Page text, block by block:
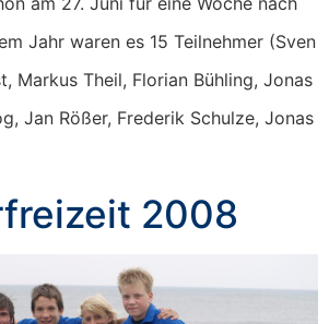
Jahr waren es 15 Teilnehmer (Sven
Markus Theil, Florian Bühling, Jonas
Jan Rößer, Frederik Schulze, Jonas
2008